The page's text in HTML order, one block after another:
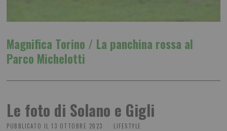
Magnifica Torino / La panchina rossa al
Parco Michelotti
Le foto di Solano e Gigli
PUBBLICATO IL 13 OTTOBRE 2023 LIFESTYLE